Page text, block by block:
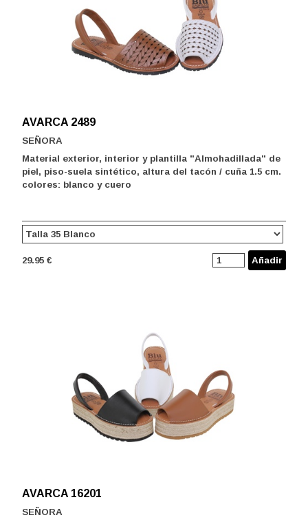
AVARCA 2489
SEÑORA
Material exterior, interior y plantilla "Almohadillada" de
piel, piso-suela sintético, altura del tacón / cuña 1.5 cm.
colores: blanco y cuero
29.95 € Añadir
AVARCA 16201
SEÑORA